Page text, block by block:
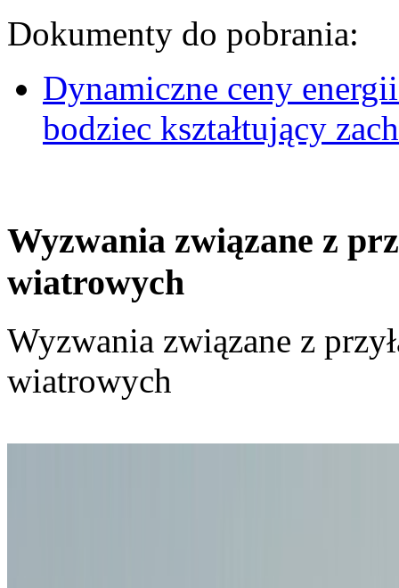
Dokumenty do pobrania:
Dynamiczne ceny
bodziec kształtujący
Wyzwania związane z
wiatrowych
Wyzwania związane z
wiatrowych